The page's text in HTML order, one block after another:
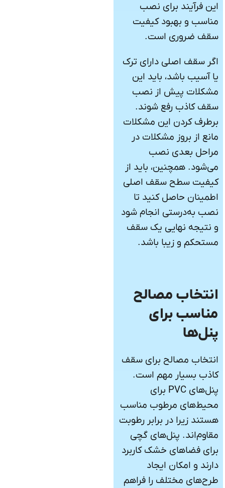
این فرآیند برای نصب
مناسب و بهبود کیفیت
سقف ضروری است.
اگر سقف اصلی دارای ترک
یا آسیب باشد، باید این
مشکلات پیش از نصب
سقف کاذب رفع شوند.
برطرف کردن این مشکلات
مانع از بروز مشکلات در
مراحل بعدی نصب
می‌شود. همچنین، باید از
کیفیت سطح سقف اصلی
اطمینان حاصل کنید تا
نصب به‌درستی انجام شود
و نتیجه نهایی یک سقف
مستحکم و زیبا باشد.
انتخاب مصالح
مناسب برای
پنل‌ها
انتخاب مصالح برای سقف
کاذب بسیار مهم است.
پنل‌های PVC برای
محیط‌های مرطوب مناسب
هستند زیرا در برابر رطوبت
مقاوم‌اند. پنل‌های گچی
برای فضاهای خشک کاربرد
دارند و امکان ایجاد
طرح‌های مختلف را فراهم